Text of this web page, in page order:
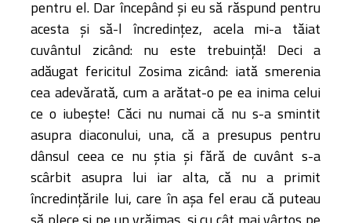
pentru el. Dar începând şi eu să răspund pentru
acesta şi să-l încredinţez, acela mi-a tăiat
cuvântul zicând: nu este trebuinţă! Deci a
adăugat fericitul Zosima zicând: iată smerenia
cea adevărată, cum a arătat-o pe ea inima celui
ce o iubeşte! Căci nu numai că nu s-a smintit
asupra diaconului, una, că a presupus pentru
dânsul ceea ce nu ştia şi fără de cuvânt s-a
scârbit asupra lui iar alta, că nu a primit
încredinţările lui, care în aşa fel erau că puteau